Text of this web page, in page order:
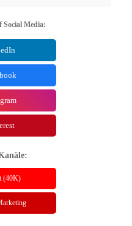
Social Media:
(40K)